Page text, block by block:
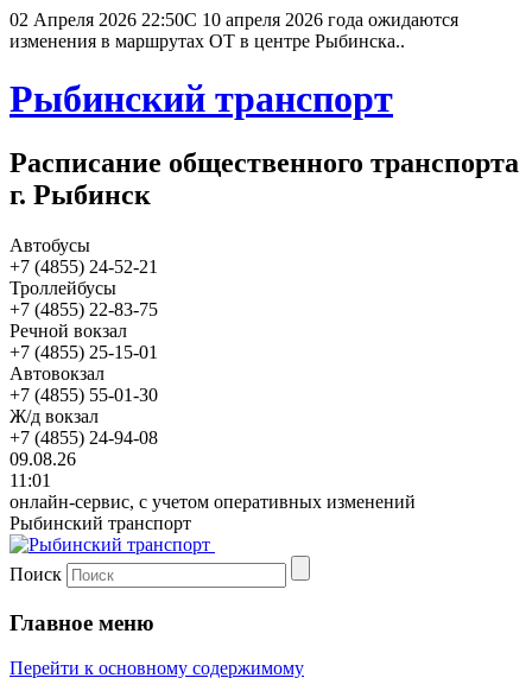
02 Апреля 2026 22:50С 10 апреля 2026 года ожидаются
изменения в маршрутах ОТ в центре Рыбинска..
Рыбинский транспорт
Расписание общественного транспорта
г. Рыбинск
Автобусы
+7 (4855) 24-52-21
Троллейбусы
+7 (4855) 22-83-75
Речной вокзал
+7 (4855) 25-15-01
Автовокзал
+7 (4855) 55-01-30
Ж/д вокзал
+7 (4855) 24-94-08
09.08.26
11:01
онлайн-сервис, с учетом оперативных изменений
Рыбинский транспорт
Поиск
Главное меню
Перейти к основному содержимому